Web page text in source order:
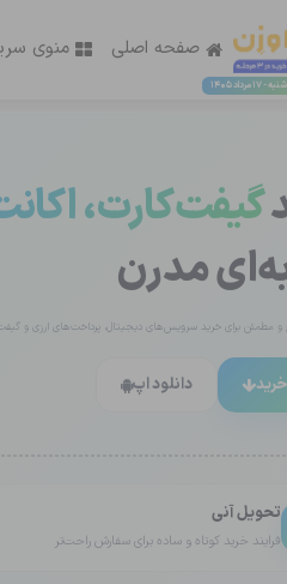
شنبه - 17 مرداد 1405
صفحه اصلی منوی
گیفت‌کارت،
مدرن
و مطمئن برای خرید سرویس‌های دیجیتال، پرداخت‌های ارزی و
دانلود اپ
تحویل آنی
فرایند خرید کوتاه و ساده برای سفارش راحت‌تر